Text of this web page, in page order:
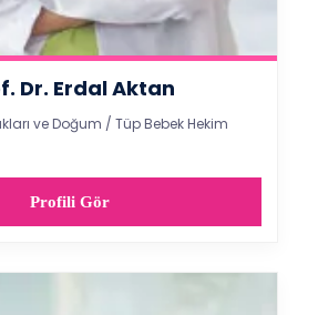
Dr. Erdal Aktan
ve Doğum / Tüp Bebek Hekim
Profili Gör